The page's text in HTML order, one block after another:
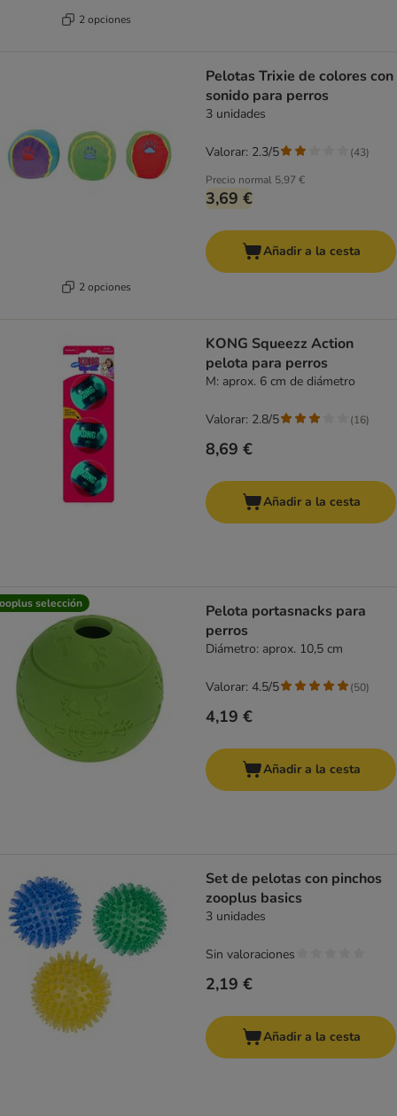
2 opciones
2 opciones
Pelotas Trixie de colores con
sonido para perros
3 unidades
Precio normal 5,97 €
3,69 €
Valorar: 2.3/5 (43)
Añadir a la cesta
KONG Squeezz Action
pelota para perros
M: aprox. 6 cm de diámetro
8,69 €
Valorar: 2.8/5 (16)
Añadir a la cesta
selección
Pelota portasnacks para
perros
Diámetro: aprox. 10,5 cm
4,19 €
Valorar: 4.5/5 (50)
Añadir a la cesta
Set de pelotas con pinchos
zooplus basics
3 unidades
2,19 €
Sin valoraciones
Añadir a la cesta